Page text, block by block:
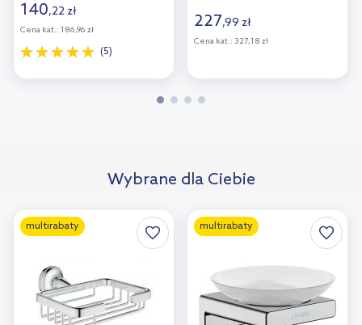
140,22 zł
Cena kat.: 186,96 zł
(5)
227,99 zł
Cena kat.: 327,18 zł
Wybrane dla Ciebie
multirabaty multirabaty